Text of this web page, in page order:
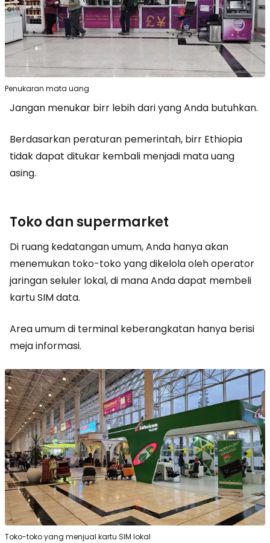
Penukaran mata uang
Jangan menukar birr lebih dari yang Anda butuhkan.
Berdasarkan peraturan pemerintah, birr Ethiopia
tidak dapat ditukar kembali menjadi mata uang
asing.
Toko dan supermarket
Di ruang kedatangan umum, Anda hanya akan
menemukan toko-toko yang dikelola oleh operator
jaringan seluler lokal, di mana Anda dapat membeli
kartu SIM data.
Area umum di terminal keberangkatan hanya berisi
meja informasi.
Toko-toko yang menjual kartu SIM lokal